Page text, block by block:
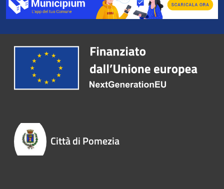
Città di Pomezia